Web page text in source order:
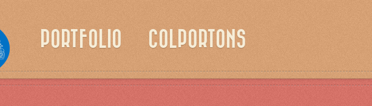
PORTFOLIO COLPORTONS